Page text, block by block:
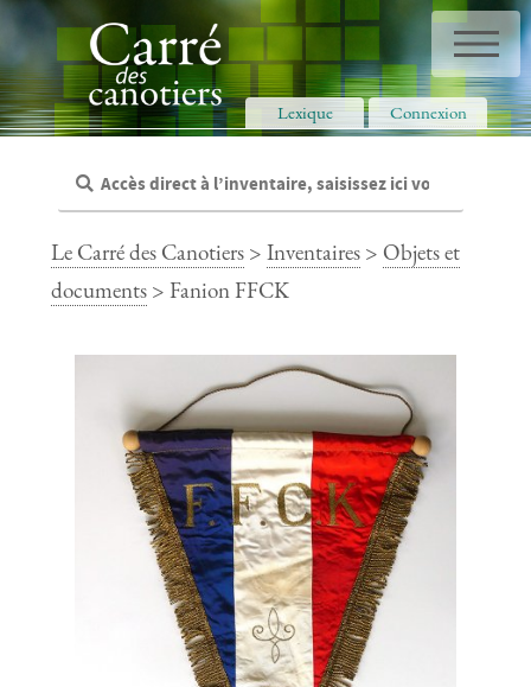
Panneau de gestion des cookies
Lexique Connexion
Le Carré des Canotiers >Inventaires > Objets et
documents > Fanion FFCK